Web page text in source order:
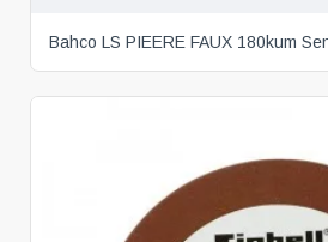
Bahco LS PIEERE FAUX 180kum